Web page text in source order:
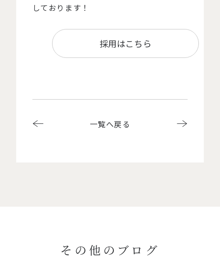
しております！
採用はこちら
一覧へ戻る
その他のブログ